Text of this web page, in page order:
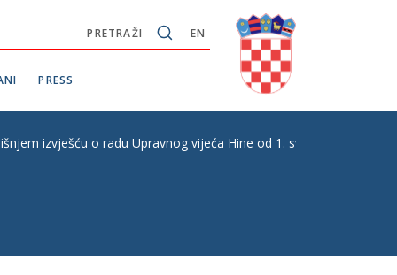
EN
PRETRAŽI
PRESS
izvješću o radu Upravnog vijeća Hine od 1. svibnja 2010. do